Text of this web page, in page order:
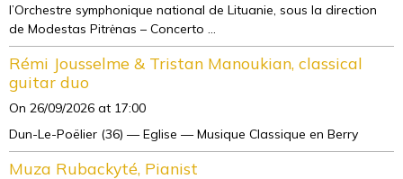
l’Orchestre symphonique national de Lituanie, sous la direction
de Modestas Pitrėnas – Concerto ...
Rémi Jousselme & Tristan Manoukian, classical
guitar duo
On 26/09/2026 at 17:00
Dun-Le-Poëlier (36) — Eglise — Musique Classique en Berry
Muza Rubackyté, Pianist